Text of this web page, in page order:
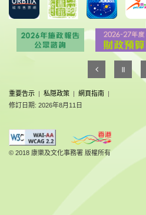
重要告示 | 私隠政策 | 網頁指南 |
修訂日期: 2026年8月11日
© 2018 康樂及文化事務署 版權所有